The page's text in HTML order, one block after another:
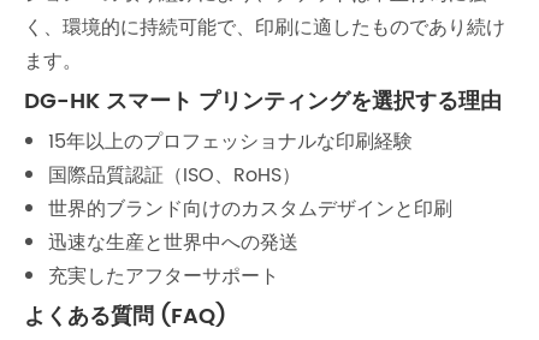
く、環境的に持続可能で、印刷に適したものであり続け
ます。
DG-HK スマート プリンティングを選択する理由
15年以上のプロフェッショナルな印刷経験
国際品質認証（ISO、RoHS）
世界的ブランド向けのカスタムデザインと印刷
迅速な生産と世界中への発送
充実したアフターサポート
よくある質問 (FAQ)